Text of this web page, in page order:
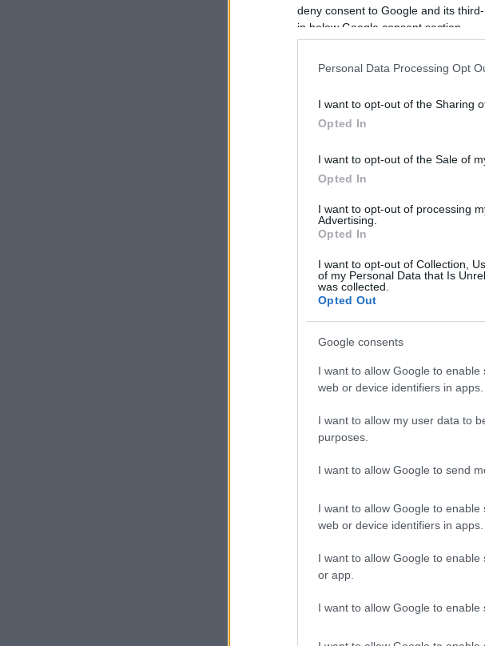
deny consent to Google and its
in below Google consent section.
Personal Data Processing Opt
I want to opt-out of the Sharing
Opted In
I want to opt-out of the Sale of
Opted In
I want to opt-out of processing
Advertising.
Opted In
I want to opt-out of Collection,
of my Personal Data that Is
was collected.
Opted Out
Google consents
I want to allow Google to
web or device identifiers in apps.
I want to allow my user data to
purposes.
I want to allow Google to send
I want to allow Google to
web or device identifiers in apps.
I want to allow Google to
or app.
I want to allow Google to enable